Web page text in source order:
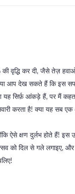
की वृद्धि कर दी, जैसे तेज़
आप देख सकते हैं कि इस
यह सिर्फ़ आंकड़े हैं, पर मैं
करता है! क्या यह सब एक
ऐसे क्षण दुर्लभ होते हैं! इस
को दिल से गले लगाइए,